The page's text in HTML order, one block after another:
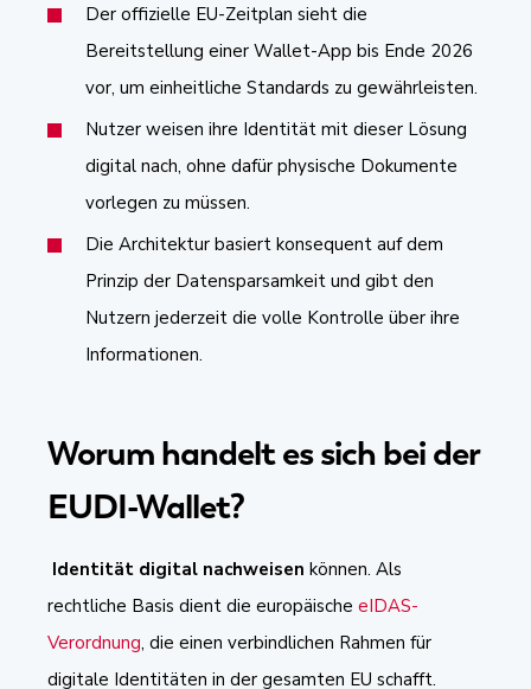
Der offizielle EU-Zeitplan sieht die
Bereitstellung einer Wallet-App bis Ende 2026
vor, um einheitliche Standards zu gewährleisten.
Nutzer weisen ihre Identität mit dieser Lösung
digital nach, ohne dafür physische Dokumente
vorlegen zu müssen.
Die Architektur basiert konsequent auf dem
Prinzip der Datensparsamkeit und gibt den
Nutzern jederzeit die volle Kontrolle über ihre
Informationen.
Worum handelt es sich bei der
EUDI-Wallet?
Identität digital nachweisen können. Als
rechtliche Basis dient die europäische eIDAS-
Verordnung, die einen verbindlichen Rahmen für
digitale Identitäten in der gesamten EU schafft.